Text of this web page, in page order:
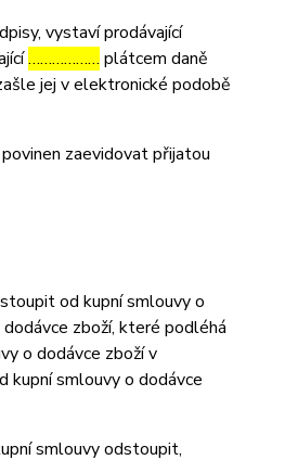
vystaví prodávající
……………… plátcem daně
jej v elektronické podobě
zaevidovat přijatou
od kupní smlouvy o
zboží, které podléhá
o dodávce zboží v
kupní smlouvy o dodávce
smlouvy odstoupit,